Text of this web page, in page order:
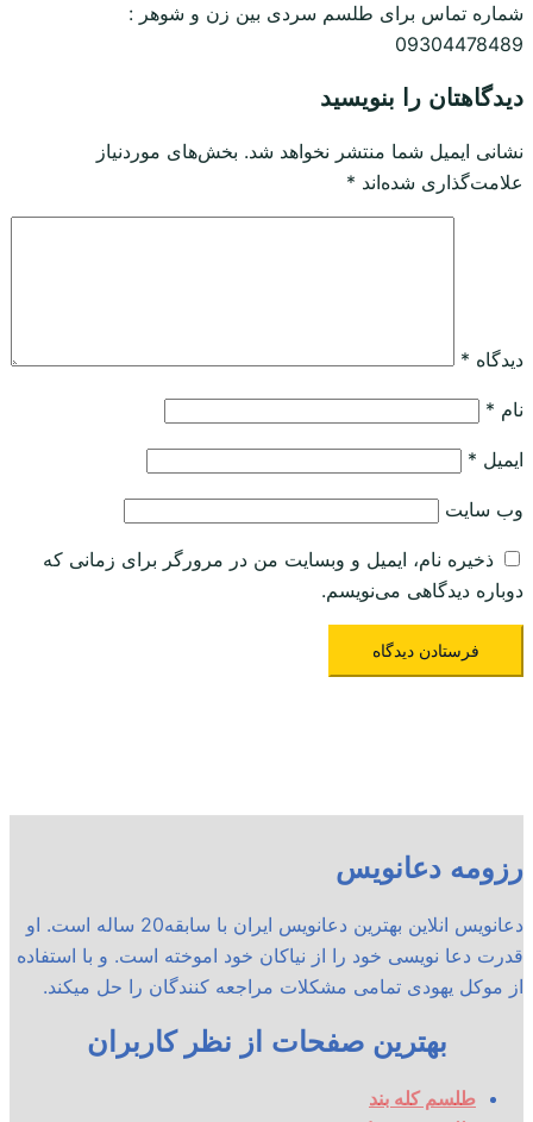
شماره تماس برای طلسم سردی بین زن و شوهر :
09304478489
دیدگاهتان را بنویسید
نشانی ایمیل شما منتشر نخواهد شد. بخش‌های موردنیاز
علامت‌گذاری شده‌اند *
دیدگاه *
نام *
ایمیل *
وب‌ سایت
ذخیره نام، ایمیل و وبسایت من در مرورگر برای زمانی که
دوباره دیدگاهی می‌نویسم.
رزومه دعانویس
دعانویس انلاین بهترین دعانویس ایران با سابقه20 ساله است. او
قدرت دعا نویسی خود را از نیاکان خود اموخته است. و با استفاده
از موکل یهودی تمامی مشکلات مراجعه کنندگان را حل میکند.
بهترین صفحات از نظر کاربران
طلسم کله بند